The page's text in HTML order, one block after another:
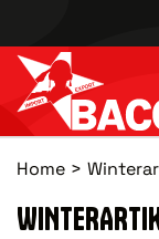
Home